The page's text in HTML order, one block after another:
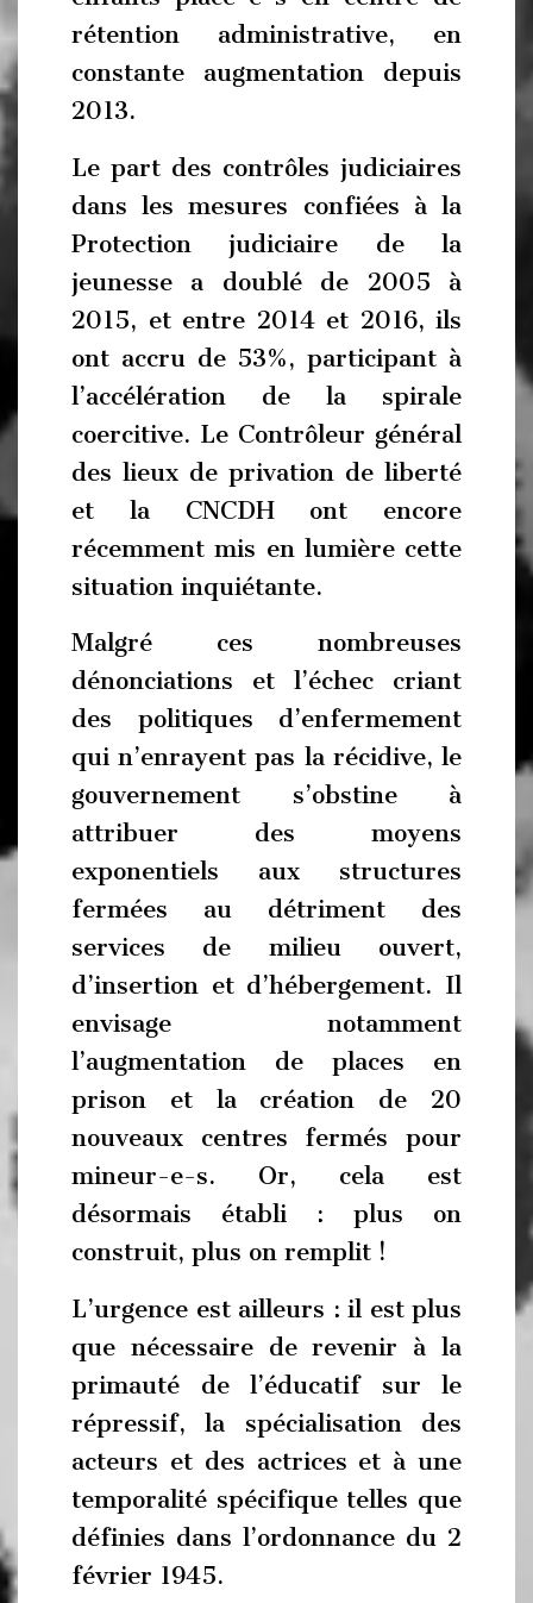
rétention administrative, en
constante augmentation depuis
2013.
Le part des contrôles judiciaires
dans les mesures confiées à la
Protection judiciaire de la
jeunesse a doublé de 2005 à
2015, et entre 2014 et 2016, ils
ont accru de 53%, participant à
l’accélération de la spirale
coercitive. Le Contrôleur général
des lieux de privation de liberté
et la CNCDH ont encore
récemment mis en lumière cette
situation inquiétante.
Malgré ces nombreuses
dénonciations et l’échec criant
des politiques d’enfermement
qui n’enrayent pas la récidive, le
gouvernement s’obstine à
attribuer des moyens
exponentiels aux structures
fermées au détriment des
services de milieu ouvert,
d’insertion et d’hébergement. Il
envisage notamment
l’augmentation de places en
prison et la création de 20
nouveaux centres fermés pour
mineur-e-s. Or, cela est
désormais établi : plus on
construit, plus on remplit !
L’urgence est ailleurs : il est plus
que nécessaire de revenir à la
primauté de l’éducatif sur le
répressif, la spécialisation des
acteurs et des actrices et à une
temporalité spécifique telles que
définies dans l’ordonnance du 2
février 1945.